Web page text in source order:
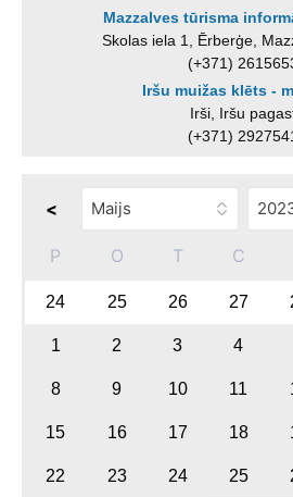
Mazzalves tūrisma
Skolas iela 1, Ērberģe,
(+371)
Iršu muižas klēts -
Irši, Iršu
(+371)
<
P O T C
24 25 26 27
1 2 3 4
8 9 10 11
15 16 17 18
22 23 24 25